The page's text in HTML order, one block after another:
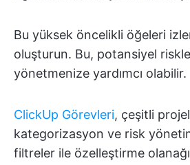
Bu yüksek öncelikli öğeleri
oluşturun. Bu, potansiyel
yönetmenize yardımcı olabilir.
ClickUp Görevleri, çeşitli
kategorizasyon ve risk
filtreler ile özelleştirme